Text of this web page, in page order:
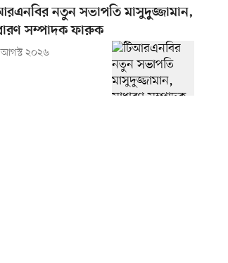
নতুন সভাপতি মাসুদুজ্জামান,
সম্পাদক ফারুক
২০২৬